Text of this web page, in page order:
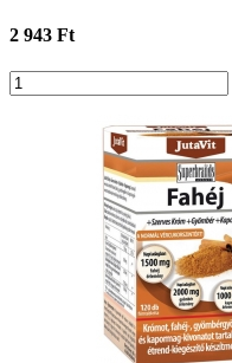
2 943 Ft